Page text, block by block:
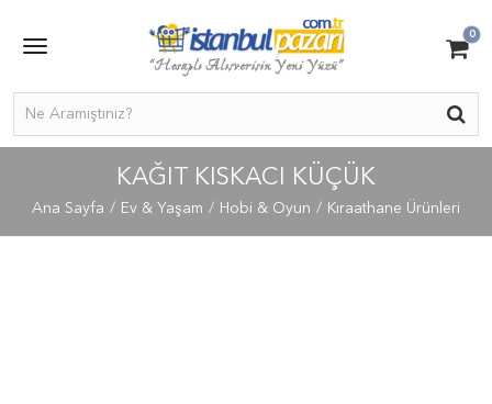
0
KAĞIT KISKACI KÜÇÜK
Ana Sayfa Ev & Yaşam Hobi & Oyun Kıraathane Ürünleri